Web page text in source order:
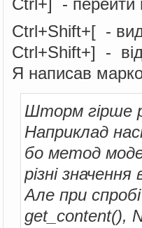
Ctrl+Shift+[ -
Ctrl+Shift+] - від
Я написав
Шторм гірше
Наприклад
бо метод
різні
Але при
get_content(),